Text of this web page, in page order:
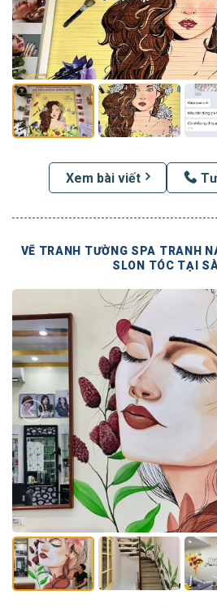
Xem bài viết
VẼ TRANH TƯỜNG SPA TRANH
SLON TÓC TẠI